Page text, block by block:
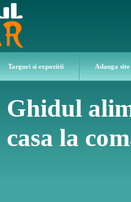
Targuri si expozitii Adauga site
Ghidul
casa la